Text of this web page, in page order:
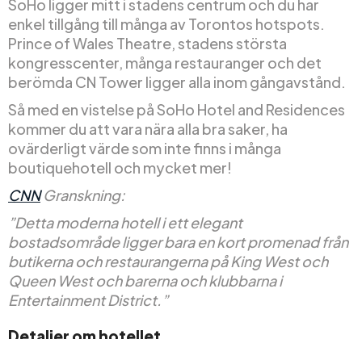
SoHo ligger mitt i stadens centrum och du har
enkel tillgång till många av Torontos hotspots.
Prince of Wales Theatre, stadens största
kongresscenter, många restauranger och det
berömda CN Tower ligger alla inom gångavstånd.
Så med en vistelse på SoHo Hotel and Residences
kommer du att vara nära alla bra saker, ha
ovärderligt värde som inte finns i många
boutiquehotell och mycket mer!
CNNGranskning:
”Detta moderna hotell i ett elegant
bostadsområde ligger bara en kort promenad från
butikerna och restaurangerna på King West och
Queen West och barerna och klubbarna i
Entertainment District.”